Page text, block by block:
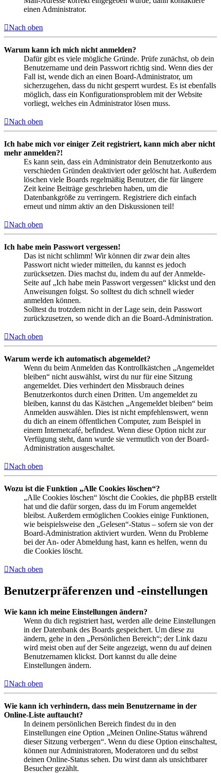
einen Administrator.
Nach oben
Warum kann ich mich nicht anmelden?
Dafür gibt es viele mögliche Gründe. Prüfe zunächst, ob dein
Benutzername und dein Passwort richtig sind. Wenn dies der
Fall ist, wende dich an einen Board-Administrator, um
sicherzugehen, dass du nicht gesperrt wurdest. Es ist ebenfalls
möglich, dass ein Konfigurationsproblem mit der Website
vorliegt, welches ein Administrator lösen muss.
Nach oben
Ich habe mich vor einiger Zeit registriert, kann mich aber nicht
mehr anmelden?!
Es kann sein, dass ein Administrator dein Benutzerkonto aus
verschieden Gründen deaktiviert oder gelöscht hat. Außerdem
löschen viele Boards regelmäßig Benutzer, die für längere
Zeit keine Beiträge geschrieben haben, um die
Datenbankgröße zu verringern. Registriere dich einfach
erneut und nimm aktiv an den Diskussionen teil!
Nach oben
Ich habe mein Passwort vergessen!
Das ist nicht schlimm! Wir können dir zwar dein altes
Passwort nicht wieder mitteilen, du kannst es jedoch
zurücksetzen. Dies machst du, indem du auf der Anmelde-
Seite auf „Ich habe mein Passwort vergessen“ klickst und den
Anweisungen folgst. So solltest du dich schnell wieder
anmelden können.
Solltest du trotzdem nicht in der Lage sein, dein Passwort
zurückzusetzen, so wende dich an die Board-Administration.
Nach oben
Warum werde ich automatisch abgemeldet?
Wenn du beim Anmelden das Kontrollkästchen „Angemeldet
bleiben“ nicht auswählst, wirst du nur für eine Sitzung
angemeldet. Dies verhindert den Missbrauch deines
Benutzerkontos durch einen Dritten. Um angemeldet zu
bleiben, kannst du das Kästchen „Angemeldet bleiben“ beim
Anmelden auswählen. Dies ist nicht empfehlenswert, wenn
du dich an einem öffentlichen Computer, zum Beispiel in
einem Internetcafé, befindest. Wenn diese Option nicht zur
Verfügung steht, dann wurde sie vermutlich von der Board-
Administration ausgeschaltet.
Nach oben
Wozu ist die Funktion „Alle Cookies löschen“?
„Alle Cookies löschen“ löscht die Cookies, die phpBB erstellt
hat und die dafür sorgen, dass du im Forum angemeldet
bleibst. Außerdem ermöglichen Cookies einige Funktionen,
wie beispielsweise den „Gelesen“-Status – sofern sie von der
Board-Administration aktiviert wurden. Wenn du Probleme
bei der An- oder Abmeldung hast, kann es helfen, wenn du
die Cookies löscht.
Nach oben
Benutzerpräferenzen und -einstellungen
Wie kann ich meine Einstellungen ändern?
Wenn du dich registriert hast, werden alle deine Einstellungen
in der Datenbank des Boards gespeichert. Um diese zu
ändern, gehe in den „Persönlichen Bereich“; der Link dazu
wird meist oben auf der Seite angezeigt, wenn du auf deinen
Benutzernamen klickst. Dort kannst du alle deine
Einstellungen ändern.
Nach oben
Wie kann ich verhindern, dass mein Benutzername in der
Online-Liste auftaucht?
In deinem persönlichen Bereich findest du in den
Einstellungen eine Option „Meinen Online-Status während
dieser Sitzung verbergen“. Wenn du diese Option einschaltest,
können nur Administratoren, Moderatoren und du selbst
deinen Online-Status sehen. Du wirst dann als unsichtbarer
Besucher gezählt.